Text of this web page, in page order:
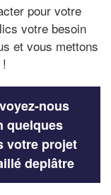
pour votre
votre besoin
et vous mettons
nous
quelques
votre projet
deplâtre